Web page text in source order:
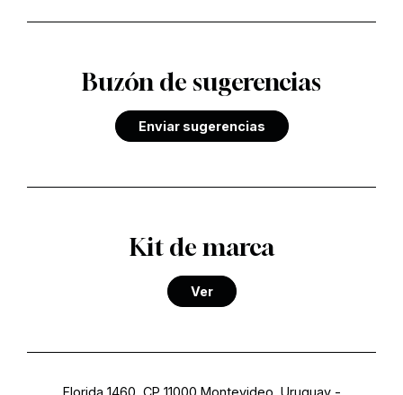
Buzón de sugerencias
Enviar sugerencias
Kit de marca
Ver
Florida 1460, CP 11000 Montevideo, Uruguay-